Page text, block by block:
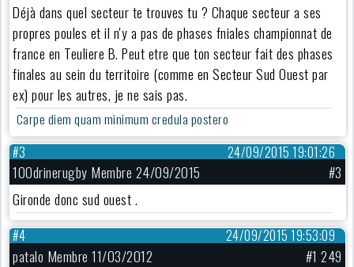
Déjà dans quel secteur te trouves tu ? Chaque secteur a ses
propres poules et il n'y a pas de phases fniales championnat de
france en Teuliere B. Peut etre que ton secteur fait des phases
finales au sein du territoire (comme en Secteur Sud Ouest par
ex) pour les autres, je ne sais pas.
Carpe diem quam minimum credula postero
24/09/2015 19:01:26
#3
100drinerugby Membre 24/09/2015
#3
Gironde donc sud ouest .
24/09/2015 19:53:09
#4
patalo Membre 11/03/2012
#1 249